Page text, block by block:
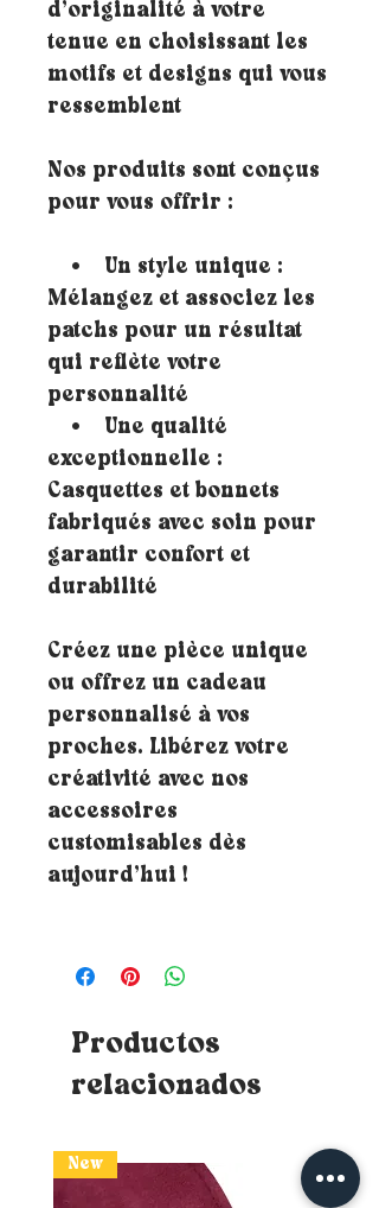
d’originalité à votre
tenue en choisissant les
motifs et designs qui vous
ressemblent
Nos produits sont conçus
pour vous offrir :
• Un style unique :
Mélangez et associez les
patchs pour un résultat
qui reflète votre
personnalité
• Une qualité
exceptionnelle :
Casquettes et bonnets
fabriqués avec soin pour
garantir confort et
durabilité
Créez une pièce unique
ou offrez un cadeau
personnalisé à vos
proches. Libérez votre
créativité avec nos
accessoires
customisables dès
aujourd’hui !
Productos
relacionados
New New